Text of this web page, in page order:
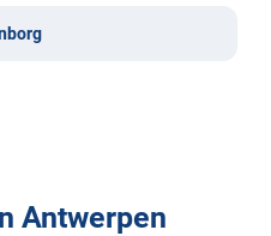
Antwerpen